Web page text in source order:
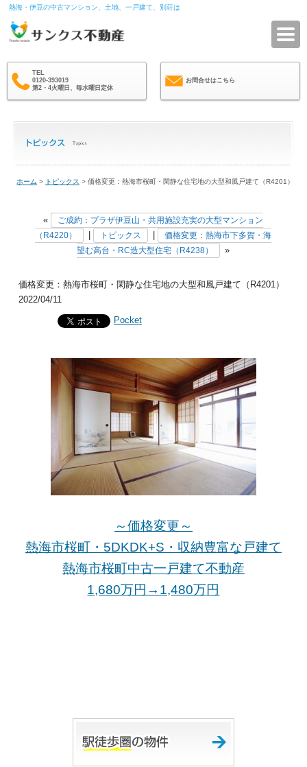
熱海・伊豆の中古マンション、土地、一戸建て、別荘は
TEL
0120-393019
第2・4火曜日、毎水曜日定休
お問合せはこちら
ホーム > トピックス > 価格変更：熱海市桜町・閑静な住宅地の大型和風戸建て（R4201）
«
ご成約：プラザ伊豆山・共用施設充実の大型マンション
（R4220）
トピックス
価格変更：熱海市下多賀・海
望む高台・RC造大型住宅（R4238）
»
価格変更：熱海市桜町・閑静な住宅地の大型和風戸建て（R4201）
2022/04/11
Pocket
～価格変更～
熱海市桜町・5DKDK+S・収納豊富な戸建て
熱海市桜町中古一戸建て不動産
1,680万円→1,480万円